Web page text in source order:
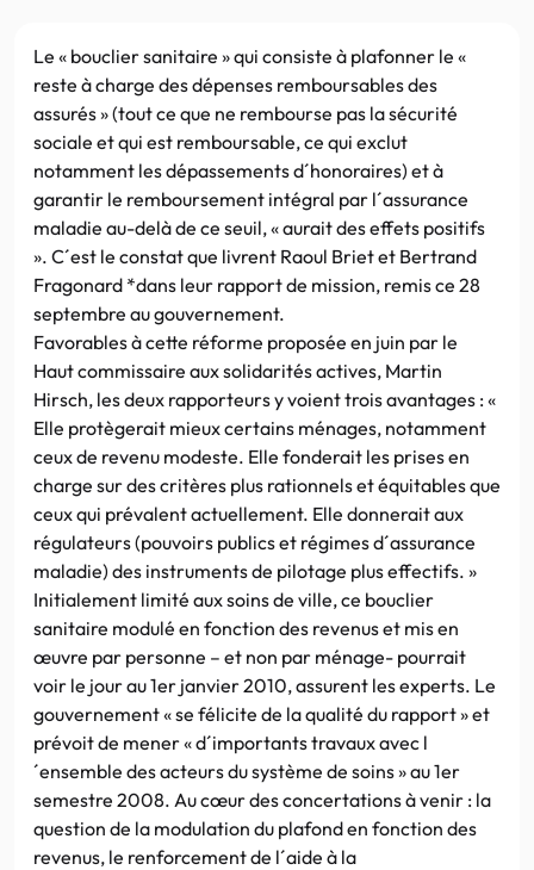
Le « bouclier sanitaire » qui consiste à plafonner le «
reste à charge des dépenses remboursables des
assurés » (tout ce que ne rembourse pas la sécurité
sociale et qui est remboursable, ce qui exclut
notamment les dépassements d´honoraires) et à
garantir le remboursement intégral par l´assurance
maladie au-delà de ce seuil, « aurait des effets positifs
». C´est le constat que livrent Raoul Briet et Bertrand
Fragonard *dans leur rapport de mission, remis ce 28
septembre au gouvernement.
Favorables à cette réforme proposée en juin par le
Haut commissaire aux solidarités actives, Martin
Hirsch, les deux rapporteurs y voient trois avantages : «
Elle protègerait mieux certains ménages, notamment
ceux de revenu modeste. Elle fonderait les prises en
charge sur des critères plus rationnels et équitables que
ceux qui prévalent actuellement. Elle donnerait aux
régulateurs (pouvoirs publics et régimes d´assurance
maladie) des instruments de pilotage plus effectifs. »
Initialement limité aux soins de ville, ce bouclier
sanitaire modulé en fonction des revenus et mis en
œuvre par personne – et non par ménage- pourrait
voir le jour au 1er janvier 2010, assurent les experts. Le
gouvernement « se félicite de la qualité du rapport » et
prévoit de mener « d´importants travaux avec l
´ensemble des acteurs du système de soins » au 1er
semestre 2008. Au cœur des concertations à venir : la
question de la modulation du plafond en fonction des
revenus, le renforcement de l´aide à la